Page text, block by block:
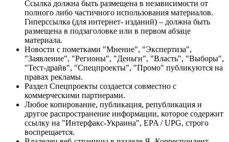
Ссылка должна быть размещена в независимости от
полного либо частичного использования материалов.
Гиперссылка (для интернет- изданий) – должна быть
размещена в подзаголовке или в первом абзаце
материала.
Новости с пометками "Мнение", "Экспертиза",
"Заявление", "Регионы", "Деньги", "Власть", "Выборы",
"Тест-драйв", "Спецпроекты", "Промо" публикуются на
правах рекламы.
Раздел Спецпроекты создается совместно с
коммерческими партнерами.
Любое копирование, публикация, републикация и
другое распространение информации, которое содержит
ссылку на "Интерфакс-Украина", EPA / UPG, строго
воспрещается.